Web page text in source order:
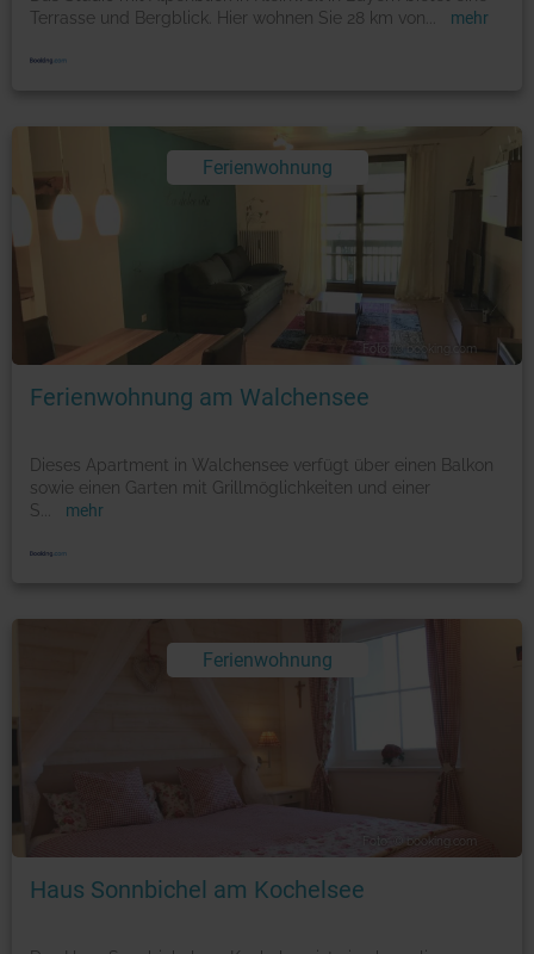
Terrasse und Bergblick. Hier wohnen Sie 28 km von
mehr
Ferienwohnung
Foto: © booking.com
Ferienwohnung am Walchensee
Dieses Apartment in Walchensee verfügt über einen Balkon
sowie einen Garten mit Grillmöglichkeiten und einer
S
mehr
Ferienwohnung
Foto: © booking.com
Haus Sonnbichel am Kochelsee